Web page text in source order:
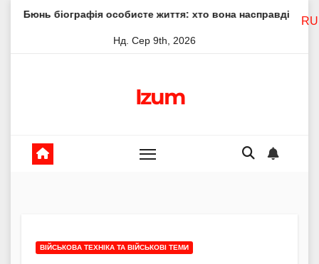
особисте життя: хто вона насправді Елена
Нд. Сер 9th, 2026
Izum
ВІЙСЬКОВА ТЕХНІКА ТА ВІЙСЬКОВІ ТЕМИ
RU